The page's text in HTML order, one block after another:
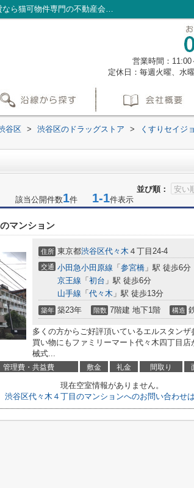
くすりセイジョー初台店周辺の物件一覧｜渋谷・中目黒のペット可賃貸なら猫可物件専門の不動産会社nekofu
営業時間：
定休日：毎週火曜、
谷区 > 渋谷区のドラッグストア > くすりセイジ
並び順：
該当公開件数1件 1-1件表示
マンション
住所 東京都渋谷区代々木 ４丁目24-4
交通 小田急小田原線 「 参宮橋 」駅 徒歩6分
京王線 「 初台 」駅 徒歩6分
山手線 「 代々木 」駅 徒歩13分
築年 築23年 階数 7階建 地下1階 構造
多くの方からご好評頂いているエルスタン
買い物にもファミリーマート代々木四丁目
械式...
管理費・共益費 敷金 礼金 間取り
現在空室情報がありません。
渋谷区代々木４丁目のマンションへのお問い合わせ